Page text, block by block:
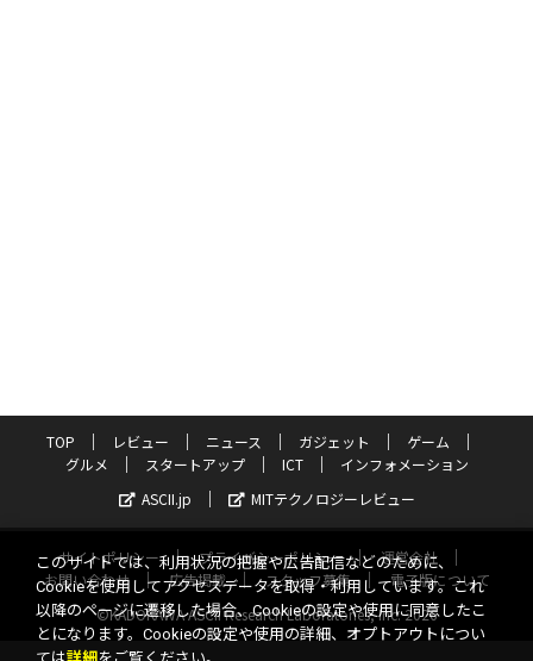
TOP レビュー ニュース ガジェット
ゲーム
グルメ
スタートアップ ICT
インフォメーション
ASCII.jp
MITテクノロジーレビュー
サイトポリシー プライバシーポリシー
運営会社
お問い合わせ
広告掲載 スタッフ募集
電子版について
©KADOKAWA ASCII Research Laboratories, Inc. 2026
このサイトでは、利用状況の把握や広告配信などのために、
Cookieを使用してアクセスデータを取得・利用しています。これ
以降のページに遷移した場合、Cookieの設定や使用に同意したこ
とになります。Cookieの設定や使用の詳細、オプトアウトについ